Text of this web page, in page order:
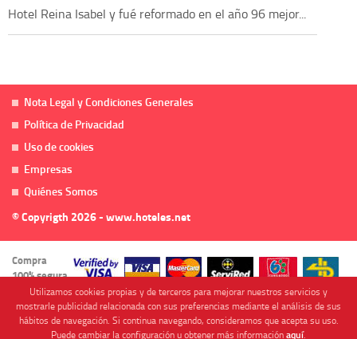
Hotel Reina Isabel y fué reformado en el año 96 mejor...
Nota Legal y Condiciones Generales
Política de Privacidad
Uso de cookies
Empresas
Quiénes Somos
© Copyrigth 2026 - www.hoteles.net
Compra
100% segura
Utilizamos cookies propias y de terceros para mejorar nuestros servicios y
mostrarle publicidad relacionada con sus preferencias mediante el análisis de sus
hábitos de navegación. Si continua navegando, consideramos que acepta su uso.
Puede cambiar la configuración u obtener más informaciónaquí.